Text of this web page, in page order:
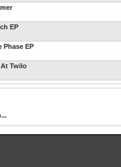
EP
Phase EP
Twilo